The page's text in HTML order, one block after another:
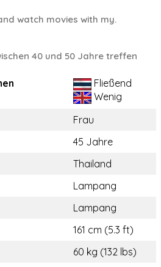
watch movies with my.
40 und 50 Jahre treffen
Fließend
Wenig
Frau
45 Jahre
Thailand
Lampang
Lampang
161 cm (5.3 ft)
60 kg (132 lbs)